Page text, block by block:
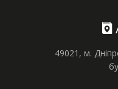
49021, м.